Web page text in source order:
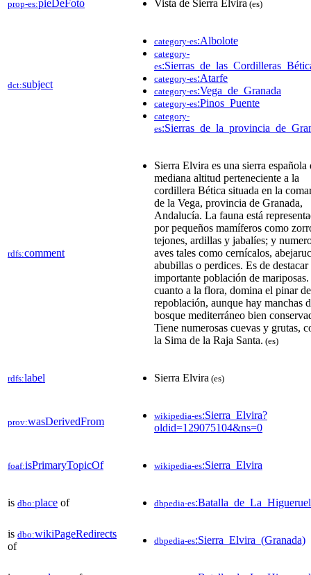
prop-es:pieDeFoto Vista de Sierra Elvira (es)
dct:subject
category-es:Albolote
category-
es
category-es:Atarfe
category-es:Vega_de_Granada
category-es:Pinos_Puente
category-
es
rdfs:comment
Sierra Elvira es una sierra española
mediana altitud perteneciente a la
cordillera Bética situada en la
de la Vega, provincia de Granada,
Andalucía. La fauna está
por pequeños mamíferos como
tejones, ardillas y jabalíes; y
aves tales como cernícalos,
abubillas o perdices. Es de destacar
importante población de
cuanto a la flora, domina el pinar de
repoblación, aunque hay manchas
bosque mediterráneo bien
Tiene numerosas cuevas y grutas,
la Sima de la Raja Santa. (es)
rdfs:label Sierra Elvira (es)
prov:wasDerivedFrom wikipedia-es:Sierra_Elvira?
oldid=129075104&ns=0
foaf:isPrimaryTopicOf wikipedia-es:Sierra_Elvira
is dbo:place of dbpedia-es
is dbo:wikiPageRedirects
of
dbpedia-es:Sierra_Elvira_(Granada)